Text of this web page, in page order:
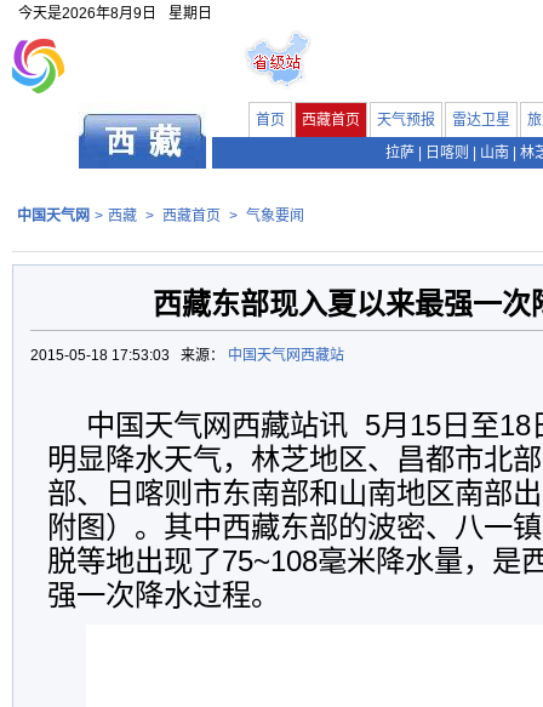
今天是2026年8月9日 星期日
首页 西藏首页 天气预报 雷达卫星
拉萨
日喀则 山南 林
中国天气网 > 西藏 > 西藏首页 > 气象要闻
西藏东部现入夏以来最强一次
2015-05-18 17:53:03 来源： 中国天气网西藏站
中国天气网西藏站讯 5月15日至18
明显降水天气，林芝地区、昌都市北
部、日喀则市东南部和山南地区南部
附图）。其中西藏东部的波密、八一
脱等地出现了75~108毫米降水量，是
强一次降水过程。